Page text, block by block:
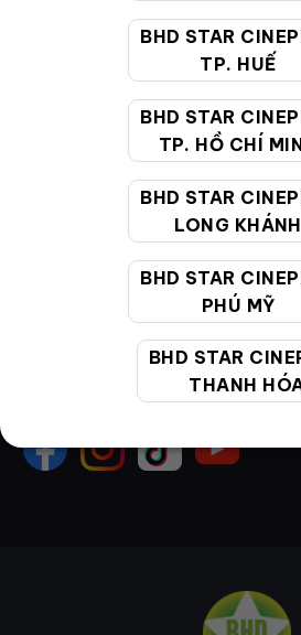
BHD STAR
TP. HUẾ
BHD STAR
TP. HỒ CHÍ
BHD STAR
LONG KHÁNH
BHD STAR
PHÚ MỸ
BHD STAR
THANH
Quy định và chính sách chung
Chính sách bảo vệ thông tin cá
CHĂM SÓC KHÁCH HÀNG
9:00 - 22:00 (Tất
cskh@bhdstar.vn